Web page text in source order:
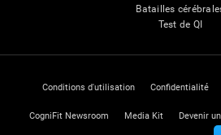
Batailles
Test de QI
Conditions d'utilisation Confidentialité
CogniFit Newsroom Media Kit Devenir